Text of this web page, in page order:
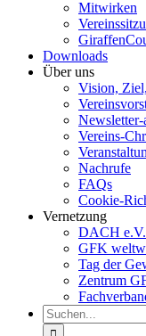
Mitwirken
Downloads
Über uns
Vision,
Newsletter-
Vereins-
Nachrufe
FAQs
Cookie-
Vernetzung
DACH e.V.
GFK
Tag der
Zentrum
Suche
nach: